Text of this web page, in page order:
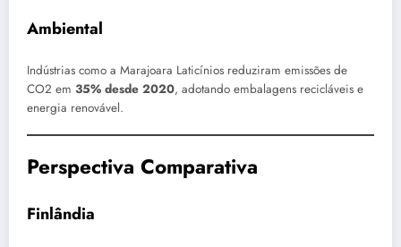
Ambiental
Indústrias como a Marajoara Laticínios reduziram emissões de
CO2 em 35% desde 2020, adotando embalagens recicláveis e
energia renovável.
Perspectiva Comparativa
Finlândia